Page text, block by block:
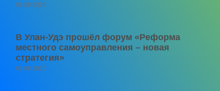
06.08.2026
В Улан-Удэ прошёл форум «Реформа
местного самоуправления – новая
стратегия»
05.08.2026